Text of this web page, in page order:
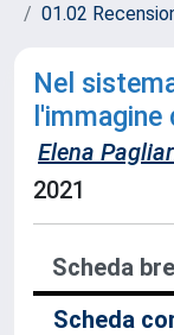
01.02
Nel
l'immagine
Elena
2021
Scheda
Scheda